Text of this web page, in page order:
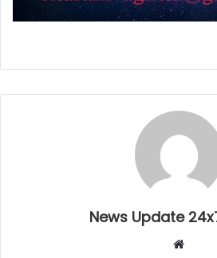
News Update